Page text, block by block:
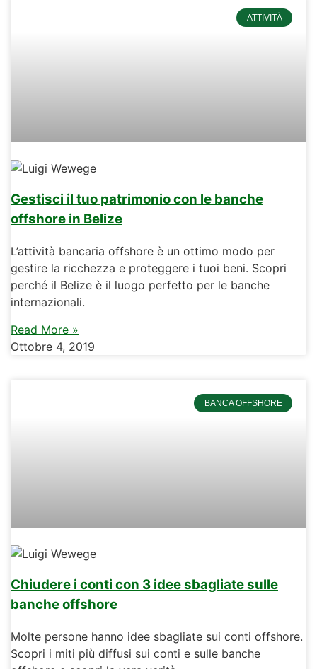
ATTIVITÀ
Gestisci il tuo patrimonio con le banche
offshore in Belize
L’attività bancaria offshore è un ottimo modo per
gestire la ricchezza e proteggere i tuoi beni. Scopri
perché il Belize è il luogo perfetto per le banche
internazionali.
Read More »
Ottobre 4, 2019
BANCA OFFSHORE
Chiudere i conti con 3 idee sbagliate sulle
banche offshore
Molte persone hanno idee sbagliate sui conti offshore.
Scopri i miti più diffusi sui conti e sulle banche